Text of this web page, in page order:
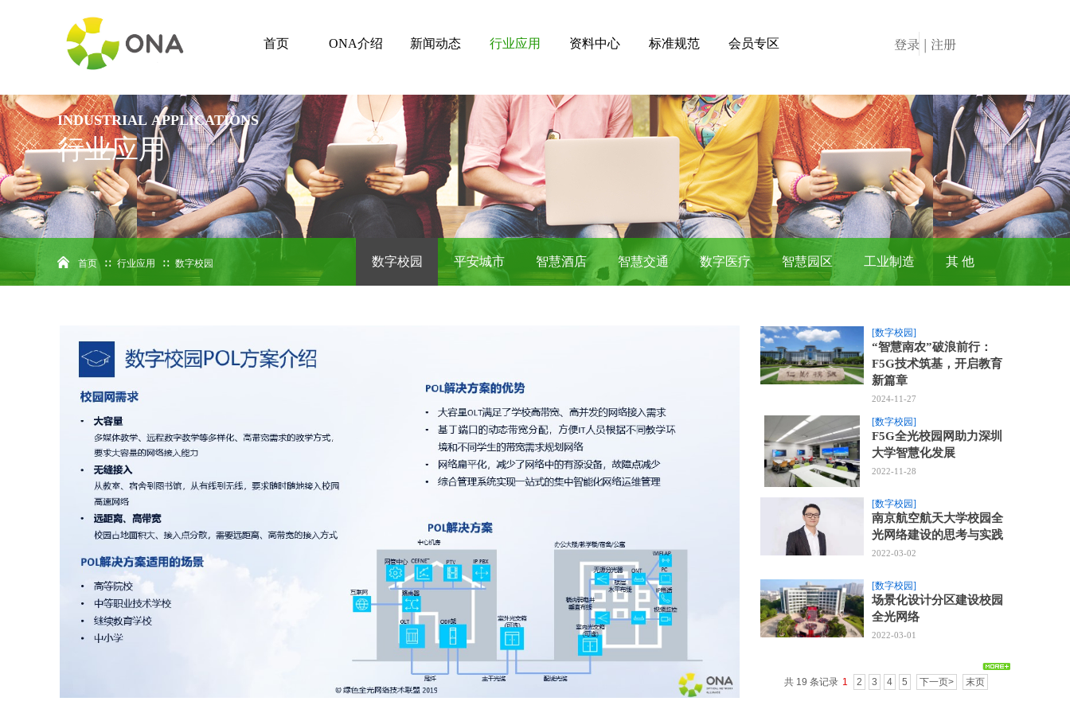
首页 ONA介绍 新闻动态 行业应用 资料中心 标准规范 会员专区 登录 | 注册
数字校园 平安城市 智慧酒店 智慧交通 数字医疗 智慧园区 工业制造 其 他
首页 ∷ 行业应用 ∷ 数字校园
INDUSTRIAL APPLICATIONS
行业应用
[数字校园]
“智慧南农”破浪前行：
F5G技术筑基，开启教育
新篇章
2024-11-27
[数字校园]
F5G全光校园网助力深圳
大学智慧化发展
2022-11-28
[数字校园]
南京航空航天大学校园全
光网络建设的思考与实践
2022-03-02
[数字校园]
场景化设计分区建设校园
全光网络
2022-03-01
共 19 条记录 1 2 3 4 5 下一页> 末页